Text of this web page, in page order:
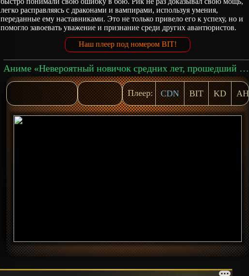
легко расправляясь с драконами и вампирами, используя умения,
переданные ему наставниками. Это не только привело его к успеху, но и
помогло завоевать уважение и признание среди других авантюристов.
Наш плеер под номером BIT!
Аниме «Невероятный новичок средних лет, прошедший тренировки на грани смерти» ТВ-1 смотреть онлайн
Плеер: CDN BIT KD AH